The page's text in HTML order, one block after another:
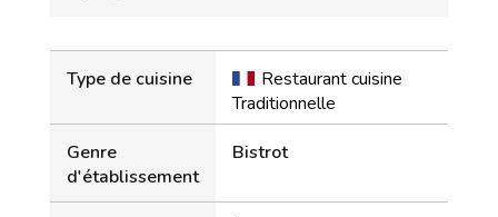
Type de cuisine
Restaurant cuisine
Traditionnelle
Genre
d'établissement
Bistrot